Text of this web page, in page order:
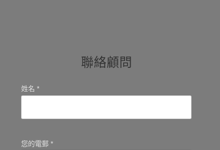
聯絡顧問
姓名 *
您的電郵 *